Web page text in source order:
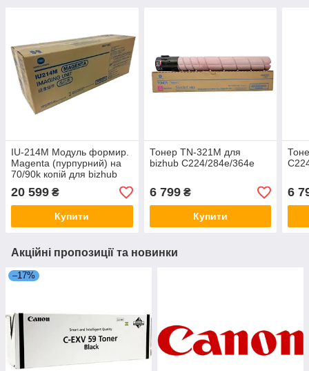
IU-214M Модуль формир.
Magenta (пурпурний) на
70/90k копій для bizhub
C227/C287
20 599 ₴
Купити
Тонер TN-321M для
bizhub C224/284e/364e
6 799₴
Купити
6
Акційні пропозиції та новинки
–17%